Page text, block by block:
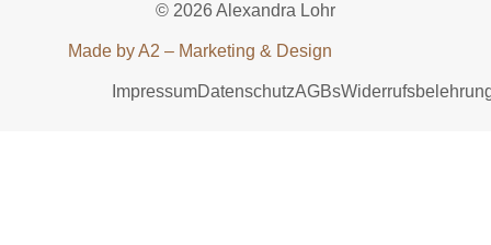
© 2026 Alexandra Lohr
Made by A2 – Marketing & Design
ImpressumDatenschutzAGBs